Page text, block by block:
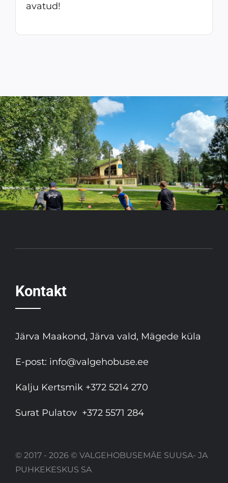
avatud!
Kontakt
Järva Maakond, Järva vald, Mägede küla
E-post: info@valgehobuse.ee
Kalju Kertsmik +372 5214 270
Surat Pulatov +372 5571 284
© 2017 - 2026 © VALGEHOBUSEMÄE SUUSA- JA
PUHKEKESKUS SA